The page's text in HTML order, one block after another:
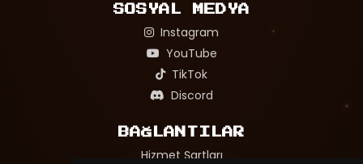
SOSYAL MEDYA
Instagram
YouTube
TikTok
Discord
BAĞLANTILAR
Hizmet Şartları